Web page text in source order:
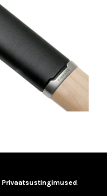
Privaatsustingimused.